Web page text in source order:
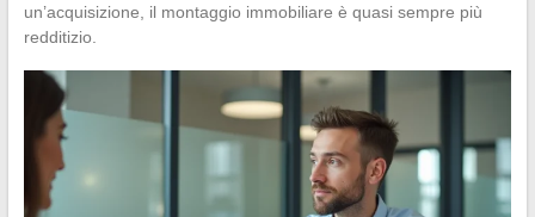
un’acquisizione, il montaggio immobiliare è quasi sempre più
redditizio.